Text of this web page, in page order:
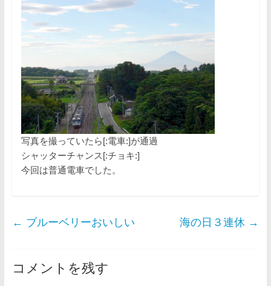
写真を撮っていたら[:電車:]が通過
シャッターチャンス[:チョキ:]
今回は普通電車でした。
← ブルーベリーおいしい 海の日３連休 →
コメントを残す